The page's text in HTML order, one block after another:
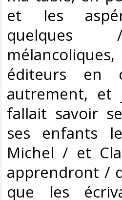
et les
quelques
éditeurs en
autrement,
fallait savoir
ses enfants
Michel / et
apprendront /
que les